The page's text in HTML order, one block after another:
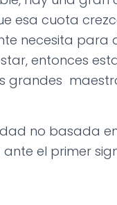
esa cuota
necesita para
entonces
grandes
no basada
el primer